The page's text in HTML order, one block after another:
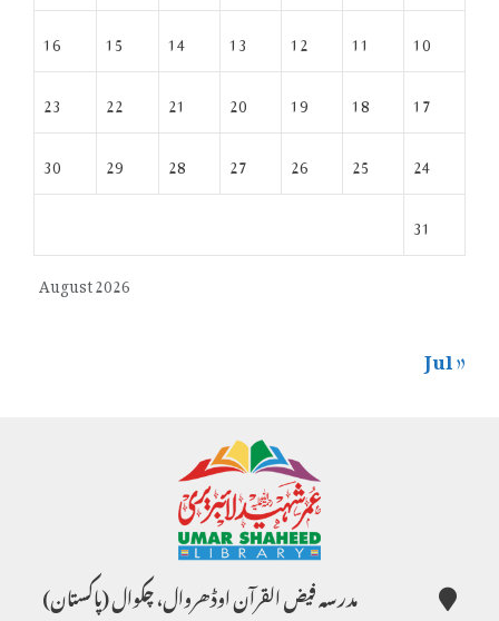
August 2026
10
11
12
13
14
15
16
17
18
19
20
21
22
23
24
25
26
27
28
29
30
31
« Jul
مدرسہ فیض القرآن اوڈھروال، چکوال (پاکستان)